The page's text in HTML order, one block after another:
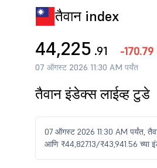
तैवान index
44,225 .91 -170.79
07 ऑगस्ट 2026 11:30 AM पर्यंत
तैवान इंडेक्स लाईव्ह टुडे
07 ऑगस्ट 2026 11:30 AM पर्यंत,
आणि ₹44,827.13/₹43,941.56 च्या